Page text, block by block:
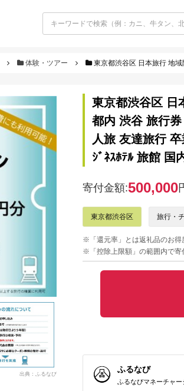
体験・ツアー 東京都渋谷区 日本旅行 地域限定旅行クーポン150,000円分
出典：ふるなび
東京都渋谷区 日
都内 渋谷 旅行
人旅 友達旅行
ｼﾞﾈｽﾎﾃﾙ 旅館 国
寄付金額:500,000
東京都渋谷区 旅行・
※「還元率」とは返礼品のお得
※「控除上限額」の範囲内で寄
ふるなび
ふるなびマネーチャー